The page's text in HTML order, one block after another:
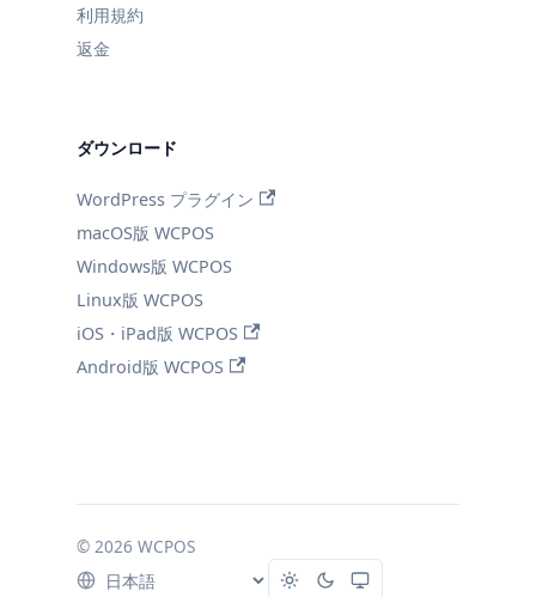
利用規約
返金
ダウンロード
WordPress プラグイン
macOS版 WCPOS
Windows版 WCPOS
Linux版 WCPOS
iOS・iPad版 WCPOS
Android版 WCPOS
© 2026 WCPOS